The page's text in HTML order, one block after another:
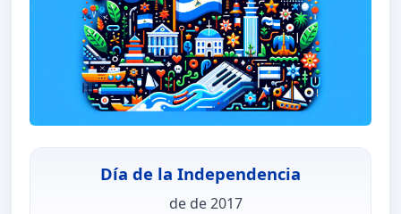
Día de la Independencia
de de 2017